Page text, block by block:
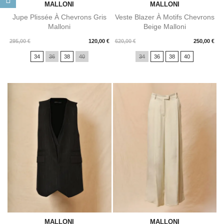
MALLONI
Jupe Plissée À Chevrons Gris
Malloni
295,00 € 120,00 €
Prix
34 36 38 40
MALLONI
Veste Blazer À Motifs Chevrons
Beige Malloni
620,00 € 250,00 €
Prix
34 36 38 40
MALLONI MALLONI